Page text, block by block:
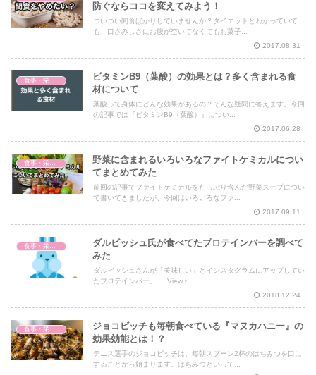
防ぐならココを変えてみよう！
ついつい間食ばかりしていませんか？ダイエットとわかっていて
も、口さみしさにお腹が空いてなくてもお菓子...
2017.08.31
ビタミンB9（葉酸）の効果とは？多く含まれる食
材について
葉酸って身体にどんな効果があるの？そんな疑問に答えます。今回
の記事では『ビタミンB9（葉酸）』につい...
2017.06.28
食事・栄養・サプリ
野菜に含まれるいろいろなファイトケミカルについ
てまとめてみた
前回の記事でファイトケミカルをたっぷり含んだ野菜スープについ
て書いてきましたが、今回はいろいろなファ...
2017.09.11
食事・栄養・サプリ
ダルビッシュ氏が食べてたプロテインバーを調べて
みた
ダルビッシュさんが「美味しい」とインスタグラムにアップしてい
たプロテインバー。 View t...
2018.12.24
食事・栄養・サプリ
ジョコビッチも毎朝食べている『マヌカハニー』の
効果効能とは！？
テニス選手のジョコビッチは、毎朝スプーン2杯のはちみつを口に
することから始まります。はちみつといって...